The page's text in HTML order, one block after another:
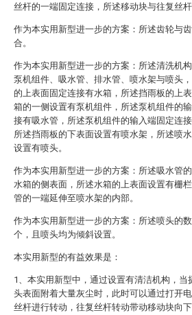
丝杆的一端固定连接，所述移动块与往复丝杆
作为本实用新型进一步的方案：所述齿轮与
合。
作为本实用新型进一步的方案：所述清洗机构
泵机组件、吸水管、排水管、喷水架与喷头
的上表面固定连接有水箱，所述挡雨板的上
箱的一侧设置有泵机组件，所述泵机组件的
接有吸水管，所述泵机组件的输入端固定连接
所述挡雨板的下表面设置有喷水架，所述喷
设置有喷头。
作为本实用新型进一步的方案：所述吸水管
水箱的侧表面，所述水箱的上表面设置有栅
管的一端延伸至喷水架的内部。
作为本实用新型进一步的方案：所述喷头的
个，且喷头均为倾斜设置。
本实用新型的有益效果是：
1、本实用新型中，通过设置有清洁机构，当
头表面附着大量灰尘时，此时可以通过打开
丝杆进行转动，往复丝杆转动带动移动块向下